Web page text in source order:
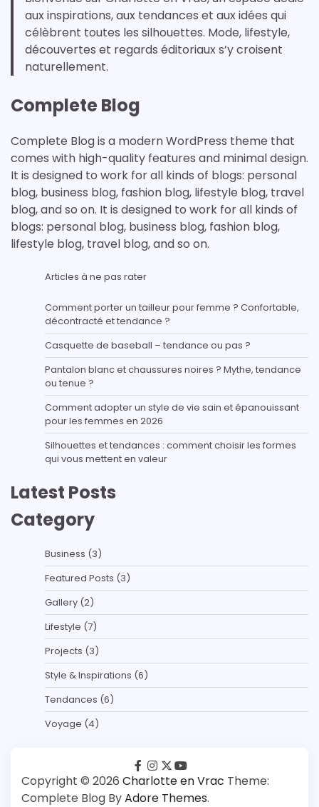
aux inspirations, aux tendances et aux idées qui
célèbrent toutes les silhouettes. Mode, lifestyle,
découvertes et regards éditoriaux s’y croisent
naturellement.
Complete Blog
Complete Blog is a modern WordPress theme that
comes with high-quality features and minimal design.
It is designed to work for all kinds of blogs: personal
blog, business blog, fashion blog, lifestyle blog, travel
blog, and so on. It is designed to work for all kinds of
blogs: personal blog, business blog, fashion blog,
lifestyle blog, travel blog, and so on.
Articles à ne pas rater
Comment porter un tailleur pour femme ? Confortable,
décontracté et tendance ?
Casquette de baseball – tendance ou pas ?
Pantalon blanc et chaussures noires ? Mythe, tendance
ou tenue ?
Comment adopter un style de vie sain et épanouissant
pour les femmes en 2026
Silhouettes et tendances : comment choisir les formes
qui vous mettent en valeur
Latest Posts
Category
Business (3)
Featured Posts (3)
Gallery (2)
Lifestyle (7)
Projects (3)
Style & Inspirations (6)
Tendances (6)
Voyage (4)
Copyright © 2026 Charlotte en Vrac Theme:
Complete Blog ByAdore Themes.
facebook
instagram
twitteryoutube